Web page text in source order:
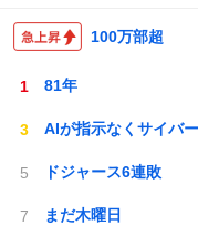
100万部超
81年
AIが指示なくサイバ
ドジャース6連敗
まだ木曜日